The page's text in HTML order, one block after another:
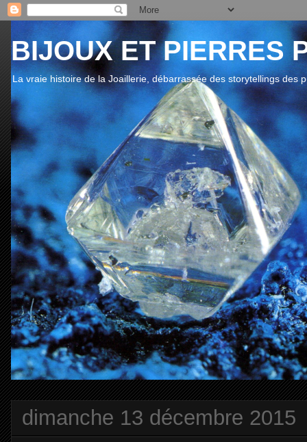
BIJOUX ET PIERRES
La vraie histoire de la Joaillerie, débarrassée des storytellings des
dimanche 13 décembre 2015